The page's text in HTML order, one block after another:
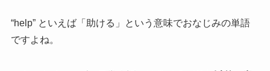
“help” といえば「助ける」という意味でおなじみの単語
ですよね。